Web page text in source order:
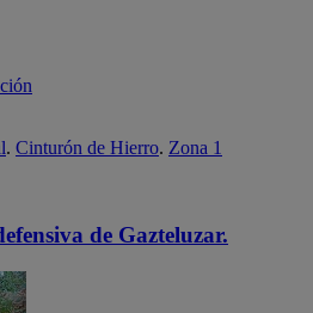
. Cinturón de Hierro. Zona 1
de Gazteluzar.